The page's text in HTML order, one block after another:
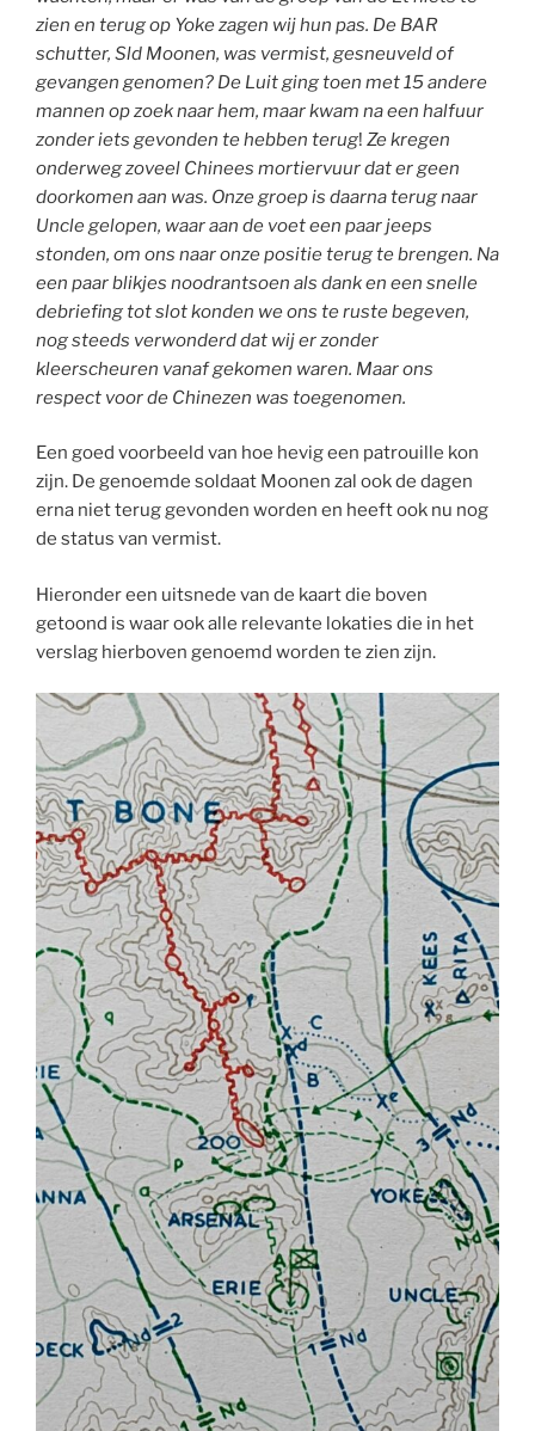
zien en terug op Yoke zagen wij hun pas. De BAR
schutter, Sld Moonen, was vermist, gesneuveld of
gevangen genomen? De Luit ging toen met 15 andere
mannen op zoek naar hem, maar kwam na een halfuur
zonder iets gevonden te hebben terug! Ze kregen
onderweg zoveel Chinees mortiervuur dat er geen
doorkomen aan was. Onze groep is daarna terug naar
Uncle gelopen, waar aan de voet een paar jeeps
stonden, om ons naar onze positie terug te brengen. Na
een paar blikjes noodrantsoen als dank en een snelle
debriefing tot slot konden we ons te ruste begeven,
nog steeds verwonderd dat wij er zonder
kleerscheuren vanaf gekomen waren. Maar ons
respect voor de Chinezen was toegenomen.
Een goed voorbeeld van hoe hevig een patrouille kon
zijn. De genoemde soldaat Moonen zal ook de dagen
erna niet terug gevonden worden en heeft ook nu nog
de status van vermist.
Hieronder een uitsnede van de kaart die boven
getoond is waar ook alle relevante lokaties die in het
verslag hierboven genoemd worden te zien zijn.